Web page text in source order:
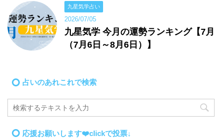
九星気学占い
2026/07/05
九星気学 今月の運勢ランキング【7月
（7月6日～8月6日）】
占いのあれこれで検索
応援お願いします❤️clickで投票↓